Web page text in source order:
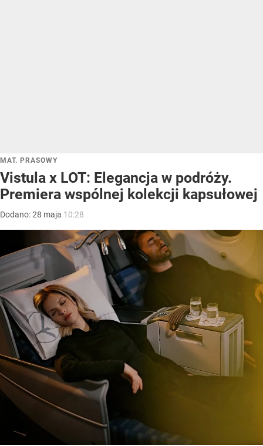
MAT. PRASOWY
Vistula x LOT: Elegancja w podróży.
Premiera wspólnej kolekcji kapsułowej
Dodano:28 maja 10:28